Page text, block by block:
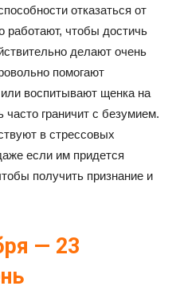
отказаться от
работают, чтобы достичь
делают очень
помогают
воспитывают щенка на
часто граничит с безумием.
в стрессовых
если им придется
получить признание и
— 23